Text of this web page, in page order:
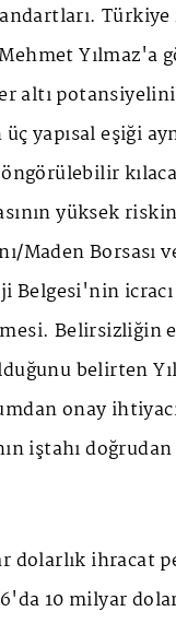
Türkiye
Yılmaz'a
altı
yapısal eşiği
yüksek
Maden Borsası
Belgesi'nin
Belirsizliğin
belirten
onay
iştahı
dolarlık ihracat
10 milyar